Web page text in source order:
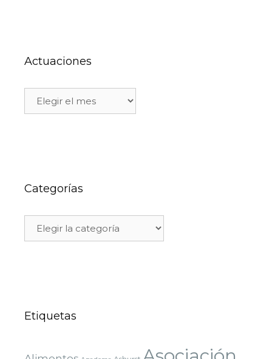
Actuaciones
Categorías
Etiquetas